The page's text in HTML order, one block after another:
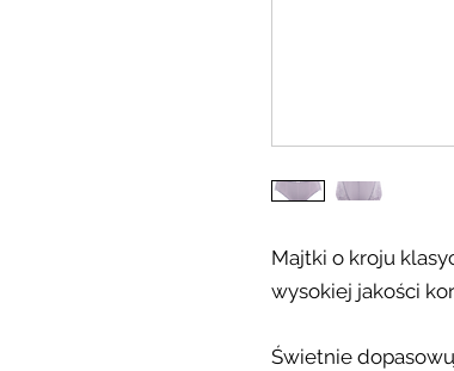
Majtki o kroju
wysokiej jakości
Świetnie